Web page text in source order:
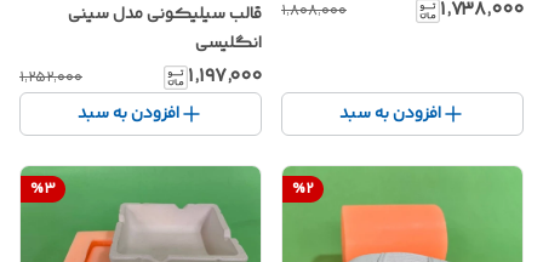
۱٬۷۳۸٬۰۰۰ ۱٬۸۰۸٬۰۰۰
افزودن به سبد
قالب سیلیکونی مدل سینی
انگلیسی
۱٬۱۹۷٬۰۰۰ ۱٬۲۵۲٬۰۰۰
افزودن به سبد
%2
%3